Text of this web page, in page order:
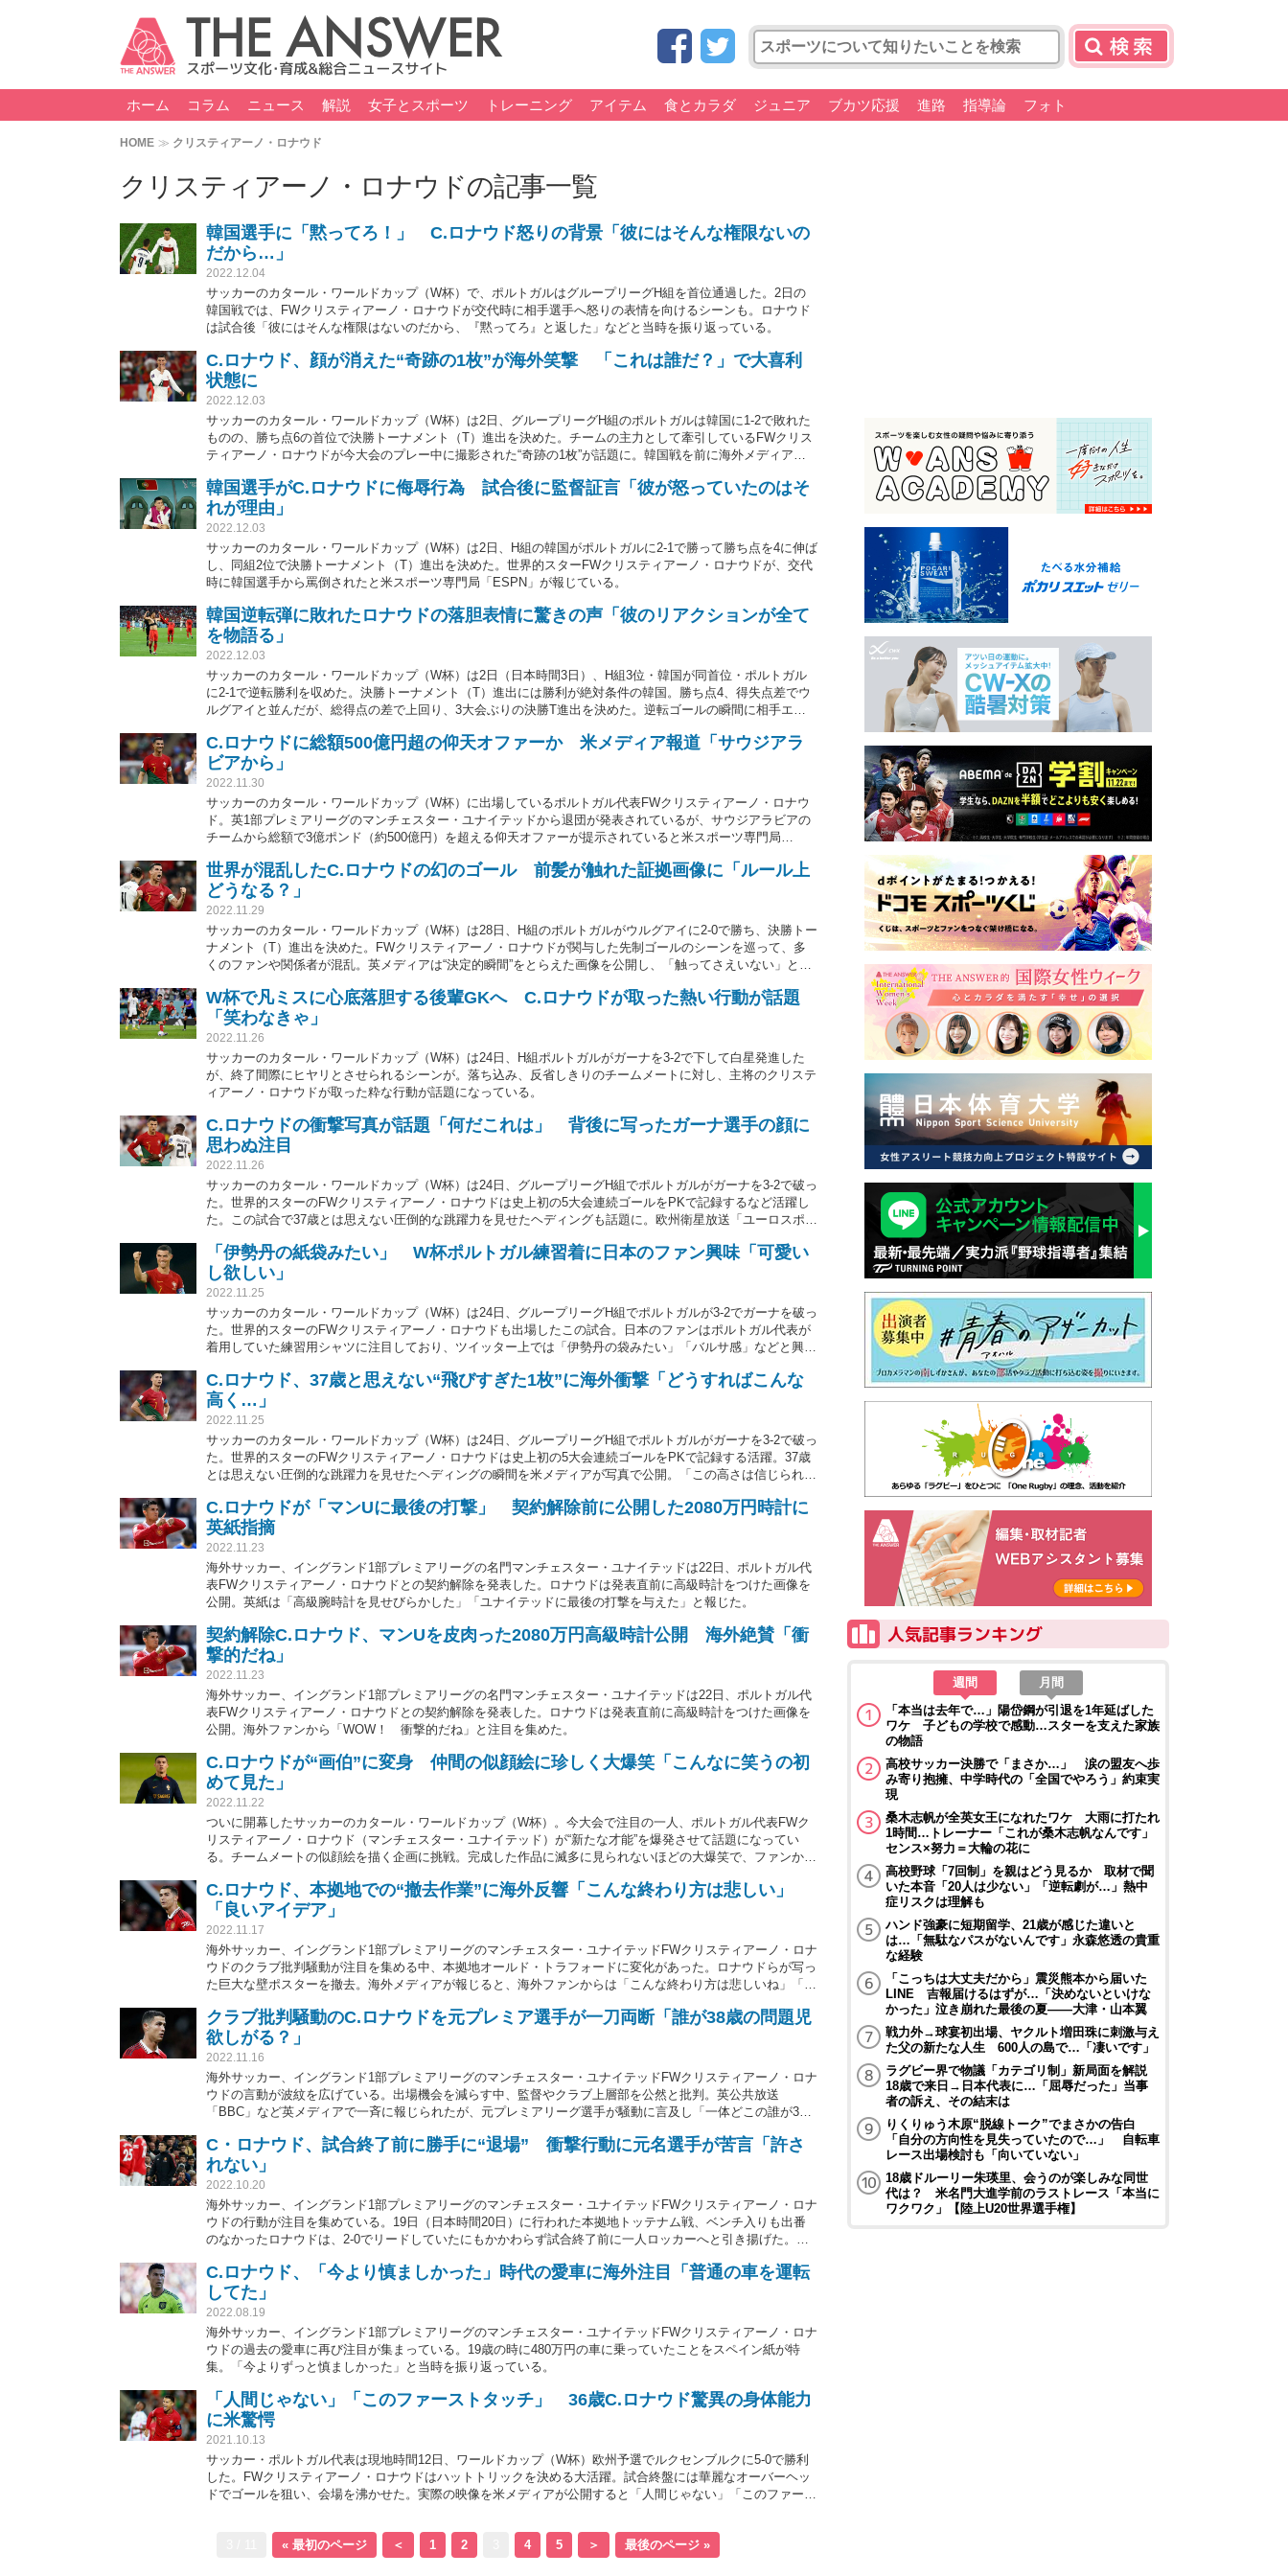
ホーム コラム ニュース 解説 女子とスポーツ トレーニング アイテム 食とカラダ ジュニア ブカツ応援 進路 指導論 フォト
HOME クリスティアーノ・ロナウド
クリスティアーノ・ロナウドの記事一覧
韓国選手に「黙ってろ！」 C.ロナウド怒りの背景「彼にはそんな権限ないの
だから…」
2022.12.04
サッカーのカタール・ワールドカップ（W杯）で、ポルトガルはグループリーグH組を首位通過した。2日の
韓国戦では、FWクリスティアーノ・ロナウドが交代時に相手選手へ怒りの表情を向けるシーンも。ロナウド
は試合後「彼にはそんな権限はないのだから、『黙ってろ』と返した」などと当時を振り返っている。
C.ロナウド、顔が消えた“奇跡の1枚”が海外笑撃 「これは誰だ？」で大喜利
状態に
2022.12.03
サッカーのカタール・ワールドカップ（W杯）は2日、グループリーグH組のポルトガルは韓国に1-2で敗れた
ものの、勝ち点6の首位で決勝トーナメント（T）進出を決めた。チームの主力として牽引しているFWクリス
ティアーノ・ロナウドが今大会のプレー中に撮影された“奇跡の1枚”が話題に。韓国戦を前に海外メディアが
韓国選手がC.ロナウドに侮辱行為 試合後に監督証言「彼が怒っていたのはそ
れが理由」
2022.12.03
サッカーのカタール・ワールドカップ（W杯）は2日、H組の韓国がポルトガルに2-1で勝って勝ち点を4に伸ば
し、同組2位で決勝トーナメント（T）進出を決めた。世界的スターFWクリスティアーノ・ロナウドが、交代
時に韓国選手から罵倒されたと米スポーツ専門局「ESPN」が報じている。
韓国逆転弾に敗れたロナウドの落胆表情に驚きの声「彼のリアクションが全て
を物語る」
2022.12.03
サッカーのカタール・ワールドカップ（W杯）は2日（日本時間3日）、H組3位・韓国が同首位・ポルトガル
に2-1で逆転勝利を収めた。決勝トーナメント（T）進出には勝利が絶対条件の韓国。勝ち点4、得失点差でウ
ルグアイと並んだが、総得点の差で上回り、3大会ぶりの決勝T進出を決めた。逆転ゴールの瞬間に相手エー
る」と公開した。
C.ロナウドに総額500億円超の仰天オファーか 米メディア報道「サウジアラ
ビアから」
2022.11.30
サッカーのカタール・ワールドカップ（W杯）に出場しているポルトガル代表FWクリスティアーノ・ロナウ
ド。英1部プレミアリーグのマンチェスター・ユナイテッドから退団が発表されているが、サウジアラビアの
チームから総額で3億ポンド（約500億円）を超える仰天オファーが提示されていると米スポーツ専門局
世界が混乱したC.ロナウドの幻のゴール 前髪が触れた証拠画像に「ルール上
どうなる？」
2022.11.29
サッカーのカタール・ワールドカップ（W杯）は28日、H組のポルトガルがウルグアイに2-0で勝ち、決勝トー
ナメント（T）進出を決めた。FWクリスティアーノ・ロナウドが関与した先制ゴールのシーンを巡って、多
くのファンや関係者が混乱。英メディアは“決定的瞬間”をとらえた画像を公開し、「触ってさえいない」とい
W杯で凡ミスに心底落胆する後輩GKへ C.ロナウドが取った熱い行動が話題
「笑わなきゃ」
2022.11.26
サッカーのカタール・ワールドカップ（W杯）は24日、H組ポルトガルがガーナを3-2で下して白星発進した
が、終了間際にヒヤリとさせられるシーンが。落ち込み、反省しきりのチームメートに対し、主将のクリステ
ィアーノ・ロナウドが取った粋な行動が話題になっている。
C.ロナウドの衝撃写真が話題「何だこれは」 背後に写ったガーナ選手の顔に
思わぬ注目
2022.11.26
サッカーのカタール・ワールドカップ（W杯）は24日、グループリーグH組でポルトガルがガーナを3-2で破っ
た。世界的スターのFWクリスティアーノ・ロナウドは史上初の5大会連続ゴールをPKで記録するなど活躍し
た。この試合で37歳とは思えない圧倒的な跳躍力を見せたヘディングも話題に。欧州衛星放送「ユーロスポー
「伊勢丹の紙袋みたい」 W杯ポルトガル練習着に日本のファン興味「可愛い
し欲しい」
2022.11.25
サッカーのカタール・ワールドカップ（W杯）は24日、グループリーグH組でポルトガルが3-2でガーナを破っ
た。世界的スターのFWクリスティアーノ・ロナウドも出場したこの試合。日本のファンはポルトガル代表が
着用していた練習用シャツに注目しており、ツイッター上では「伊勢丹の袋みたい」「バルサ感」などと興味
C.ロナウド、37歳と思えない“飛びすぎた1枚”に海外衝撃「どうすればこんな
高く…」
2022.11.25
サッカーのカタール・ワールドカップ（W杯）は24日、グループリーグH組でポルトガルがガーナを3-2で破っ
た。世界的スターのFWクリスティアーノ・ロナウドは史上初の5大会連続ゴールをPKで記録する活躍。37歳
とは思えない圧倒的な跳躍力を見せたヘディングの瞬間を米メディアが写真で公開。「この高さは信じられな
C.ロナウドが「マンUに最後の打撃」 契約解除前に公開した2080万円時計に
英紙指摘
2022.11.23
海外サッカー、イングランド1部プレミアリーグの名門マンチェスター・ユナイテッドは22日、ポルトガル代
表FWクリスティアーノ・ロナウドとの契約解除を発表した。ロナウドは発表直前に高級時計をつけた画像を
公開。英紙は「高級腕時計を見せびらかした」「ユナイテッドに最後の打撃を与えた」と報じた。
契約解除C.ロナウド、マンUを皮肉った2080万円高級時計公開 海外絶賛「衝
撃的だね」
2022.11.23
海外サッカー、イングランド1部プレミアリーグの名門マンチェスター・ユナイテッドは22日、ポルトガル代
表FWクリスティアーノ・ロナウドとの契約解除を発表した。ロナウドは発表直前に高級時計をつけた画像を
公開。海外ファンから「WOW！ 衝撃的だね」と注目を集めた。
C.ロナウドが“画伯”に変身 仲間の似顔絵に珍しく大爆笑「こんなに笑うの初
めて見た」
2022.11.22
ついに開幕したサッカーのカタール・ワールドカップ（W杯）。今大会で注目の一人、ポルトガル代表FWク
リスティアーノ・ロナウド（マンチェスター・ユナイテッド）が“新たな才能”を爆発させて話題になってい
る。チームメートの似顔絵を描く企画に挑戦。完成した作品に滅多に見られないほどの大爆笑で、ファンから
C.ロナウド、本拠地での“撤去作業”に海外反響「こんな終わり方は悲しい」
「良いアイデア」
2022.11.17
海外サッカー、イングランド1部プレミアリーグのマンチェスター・ユナイテッドFWクリスティアーノ・ロナ
ウドのクラブ批判騒動が注目を集める中、本拠地オールド・トラフォードに変化があった。ロナウドらが写っ
た巨大な壁ポスターを撤去。海外メディアが報じると、海外ファンからは「こんな終わり方は悲しいね」「良
クラブ批判騒動のC.ロナウドを元プレミア選手が一刀両断「誰が38歳の問題児
欲しがる？」
2022.11.16
海外サッカー、イングランド1部プレミアリーグのマンチェスター・ユナイテッドFWクリスティアーノ・ロナ
ウドの言動が波紋を広げている。出場機会を減らす中、監督やクラブ上層部を公然と批判。英公共放送
「BBC」など英メディアで一斉に報じられたが、元プレミアリーグ選手が騒動に言及し「一体どこの誰が38
C・ロナウド、試合終了前に勝手に“退場” 衝撃行動に元名選手が苦言「許さ
れない」
2022.10.20
海外サッカー、イングランド1部プレミアリーグのマンチェスター・ユナイテッドFWクリスティアーノ・ロナ
ウドの行動が注目を集めている。19日（日本時間20日）に行われた本拠地トッテナム戦、ベンチ入りも出番
のなかったロナウドは、2-0でリードしていたにもかかわらず試合終了前に一人ロッカーへと引き揚げた。元
言を呈している。
C.ロナウド、「今より慎ましかった」時代の愛車に海外注目「普通の車を運転
してた」
2022.08.19
海外サッカー、イングランド1部プレミアリーグのマンチェスター・ユナイテッドFWクリスティアーノ・ロナ
ウドの過去の愛車に再び注目が集まっている。19歳の時に480万円の車に乗っていたことをスペイン紙が特
集。「今よりずっと慎ましかった」と当時を振り返っている。
「人間じゃない」「このファーストタッチ」 36歳C.ロナウド驚異の身体能力
に米驚愕
2021.10.13
サッカー・ポルトガル代表は現地時間12日、ワールドカップ（W杯）欧州予選でルクセンブルクに5-0で勝利
した。FWクリスティアーノ・ロナウドはハットトリックを決める大活躍。試合終盤には華麗なオーバーヘッ
ドでゴールを狙い、会場を沸かせた。実際の映像を米メディアが公開すると「人間じゃない」「このファース
« 最初のページ ＜ 1 2 4 5 ＞ 最後のページ »
週間
月間
「本当は去年で…」陽岱鋼が引退を1年延ばした
ワケ 子どもの学校で感動…スターを支えた家族
の物語
高校サッカー決勝で「まさか…」 涙の盟友へ歩
み寄り抱擁、中学時代の「全国でやろう」約束実
現
桑木志帆が全英女王になれたワケ 大雨に打たれ
1時間…トレーナー「これが桑木志帆なんです」
センス×努力＝大輪の花に
高校野球「7回制」を親はどう見るか 取材で聞
いた本音「20人は少ない」「逆転劇が…」熱中
症リスクは理解も
ハンド強豪に短期留学、21歳が感じた違いと
は…「無駄なパスがないんです」永森悠透の貴重
な経験
「こっちは大丈夫だから」震災熊本から届いた
LINE 吉報届けるはずが…「決めないといけな
かった」泣き崩れた最後の夏――大津・山本翼
戦力外→球宴初出場、ヤクルト増田珠に刺激与え
た父の新たな人生 600人の島で…「凄いです」
ラグビー界で物議「カテゴリ制」新局面を解説
18歳で来日→日本代表に…「屈辱だった」当事
者の訴え、その結末は
りくりゅう木原“脱線トーク”でまさかの告白
「自分の方向性を見失っていたので…」 自転車
レース出場検討も「向いていない」
18歳ドルーリー朱瑛里、会うのが楽しみな同世
代は？ 米名門大進学前のラストレース「本当に
ワクワク」【陸上U20世界選手権】